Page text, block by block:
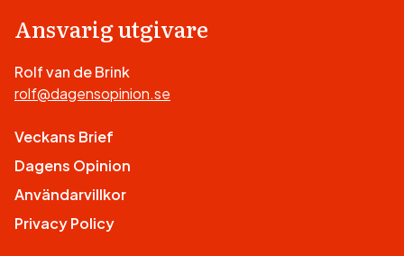
Ansvarig utgivare
Rolf van de Brink
rolf@dagensopinion.se
Veckans Brief
Dagens Opinion
Användarvillkor
Privacy Policy